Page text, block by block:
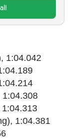
1:04.042
1:04.308
1:04.381